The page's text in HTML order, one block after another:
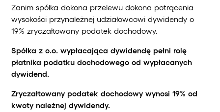
Zanim spółka dokona przelewu dokona potrącenia
wysokości przynależnej udziałowcowi dywidendy o
19% zryczałtowany podatek dochodowy.
Spółka z o.o. wypłacająca dywidendę pełni rolę
płatnika podatku dochodowego od wypłacanych
dywidend.
Zryczałtowany podatek dochodowy wynosi 19% od
kwoty należnej dywidendy.